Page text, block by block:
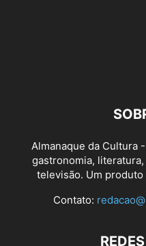
Carnaval 2016: Desfile da
Collyer/
Almanaque da Cultura
gastronomia,
televisão. Um
Contato: